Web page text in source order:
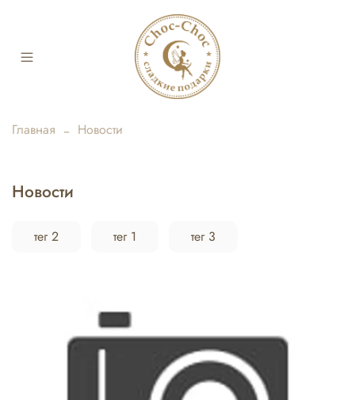
Главная Новости
Новости
тег 2 тег 1 тег 3